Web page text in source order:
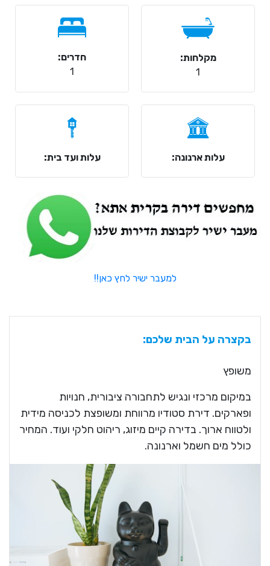
מקלחות:
1
חדרים:
1
עלות ארנונה: עלות ועד בית:
למעבר ישיר לחץ כאן!!
בקצרה על הבית שלכם:
משופץ
במיקום מרכזי ונגיש לתחבורה ציבורית, חנויות
ופארקים. דירת סטודיו מרווחת ומשופצת לכניסה מידית
ולטווח ארוך. בדירה קיים מיזוג, ריהוט חלקי ועוד. המחיר
כולל מים חשמל וארנונה.